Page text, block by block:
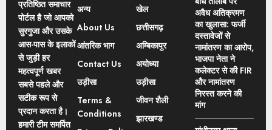
प्रतिष्ठित समाचार
पोर्टल है जो आपको
सुरगुजा और उसके
आस-पास के इलाकों
से जुड़ी हर
महत्वपूर्ण खबर
सबसे पहले और
सटीक रूप से
प्रदान करता है।
हमारी टीम समर्पित
अन्य
About Us
आंतरिक भाग
Contact Us
उड़ीसा
Terms &
Conditions
खेल
छत्तीसगढ़
अम्बिकापुर
अयोध्या
उड़ीसा
जीवन शैली
झारखण्ड
अवैध अतिक्रमण
का खुलासा: फर्जी
दस्तावेजों से
नामांतरण का आरोप,
भाजपा नेता ने
कलेक्टर से की FIR
और नामांतरण
निरस्त करने की
मांग